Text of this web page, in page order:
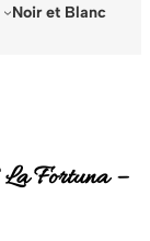
Noir et Blanc
Fortuna –